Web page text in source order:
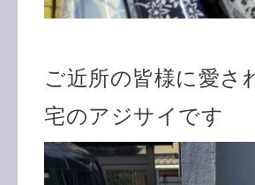
ご近所の皆様に愛さ
宅のアジサイです